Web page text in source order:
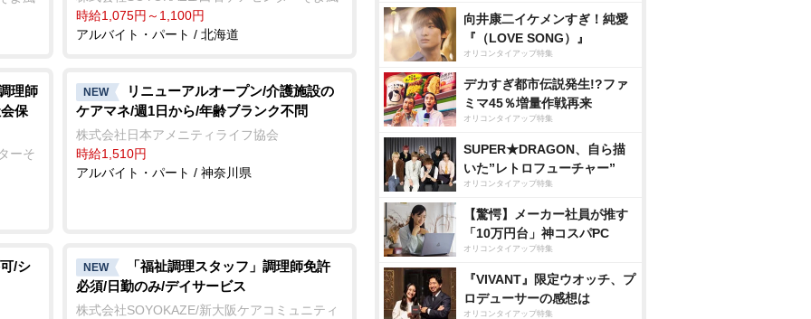
時給1,075円～1,100円
アルバイト・パート / 北海道
理師
保
ーそ
NEW
リニューアルオープン/介護施設の
ケアマネ/週1日から/年齢ブランク不問
株式会社日本アメニティライフ協会
時給1,510円
アルバイト・パート / 神奈川県
/シ NEW
「福祉調理スタッフ」調理師免許
必須/日勤のみ/デイサービス
株式会社SOYOKAZE/新大阪ケアコミュニティ
向井康二イケメンすぎ！純愛
『（LOVE SONG）』
オリコンタイアップ特集
デカすぎ都市伝説発生!?ファ
ミマ45％増量作戦再来
オリコンタイアップ特集
SUPER★DRAGON、自ら描
いた”レトロフューチャー”
オリコンタイアップ特集
【驚愕】メーカー社員が推す
「10万円台」神コスパPC
オリコンタイアップ特集
『VIVANT』限定ウオッチ、プ
ロデューサーの感想は
オリコンタイアップ特集